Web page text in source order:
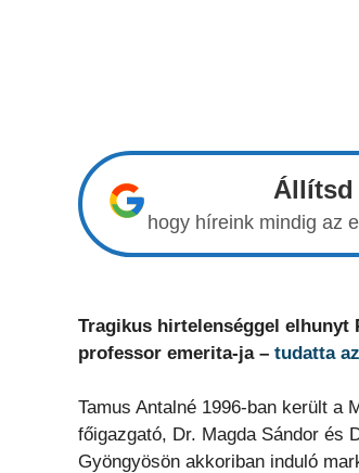
Állítsd
hogy híreink mindig az
Tragikus hirtelenséggel elhunyt
professor emerita-ja – tudatta
Tamus Antalné 1996-ban került a
főigazgató, Dr. Magda Sándor és
Gyöngyösön akkoriban induló